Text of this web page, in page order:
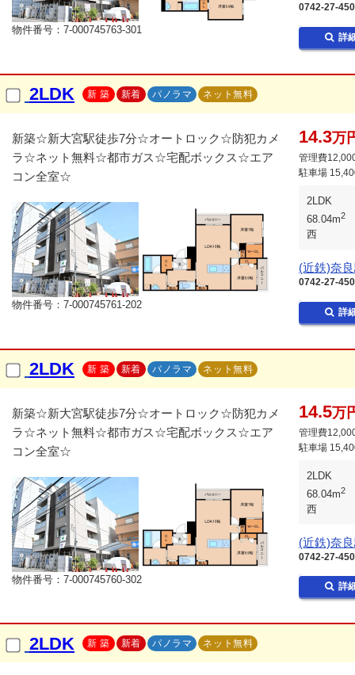
物件番号：7-000745763-301
0742-27-
詳
2LDK 新 築 新着 パノラマ ネット無料
新築☆新大宮駅徒歩7分☆オートロック☆防犯カメ
ラ☆ネット無料☆都市ガス☆宅配ボックス☆エア
コン全室☆
物件番号：7-000745761-202
14.3万
管理費
駐車場
2LDK
68.04m2
西
(近鉄)奈
0742-27-
詳
2LDK 新 築 新着 パノラマ ネット無料
新築☆新大宮駅徒歩7分☆オートロック☆防犯カメ
ラ☆ネット無料☆都市ガス☆宅配ボックス☆エア
コン全室☆
物件番号：7-000745760-302
14.5万
管理費
駐車場
2LDK
68.04m2
西
(近鉄)奈
0742-27-
詳
2LDK 新 築 新着 パノラマ ネット無料